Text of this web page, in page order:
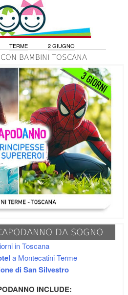
TERME 2 GIUGNO
BAMBINI TOSCANA
DA SOGNO
in Toscana
a Montecatini Terme
di San Silvestro
INCLUDE: